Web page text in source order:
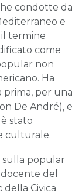
condotte da
e
il termine
come
non
Ha
prima, per una
De André), e
stato
culturale.
sulla popular
del
della Civica